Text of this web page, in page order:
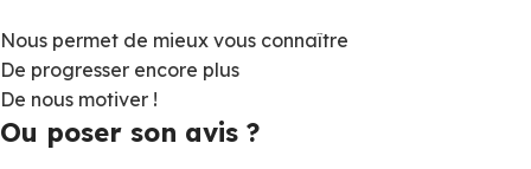
Nous permet de mieux vous connaître
De progresser encore plus
De nous motiver !
Ou poser son avis ?